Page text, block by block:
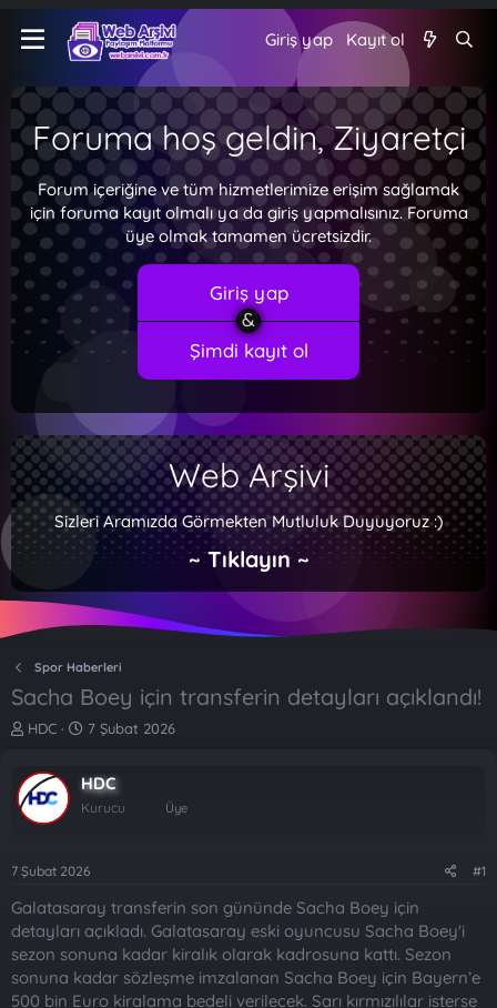
Giriş yap Kayıt ol
Foruma hoş geldin, Ziyaretçi
Forum içeriğine ve tüm hizmetlerimize erişim sağlamak
için foruma kayıt olmalı ya da giriş yapmalısınız. Foruma
üye olmak tamamen ücretsizdir.
Giriş yap
Şimdi kayıt ol
Web Arşivi
Sizleri Aramızda Görmekten Mutluluk Duyuyoruz :)
~ Tıklayın ~
Spor Haberleri
Sacha Boey için transferin detayları açıklandı!
K
b
u
y
b
ş
l
a
HDC
B
l
a
ı
t
a
h
7 Şubat 2026
HDC
Kurucu Üye
7 Şubat 2026 #1
Galatasaray transferin son gününde Sacha Boey için
detayları açıkladı. Galatasaray eski oyuncusu Sacha Boey'i
sezon sonuna kadar kiralık olarak kadrosuna kattı. Sezon
sonuna kadar sözleşme imzalanan Sacha Boey için Bayern’e
500 bin Euro kiralama bedeli verilecek. Sarı kırmızılılar isterse